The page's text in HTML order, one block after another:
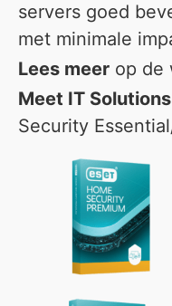
servers goed
met minimale
Lees meer op de
Meet IT
Security